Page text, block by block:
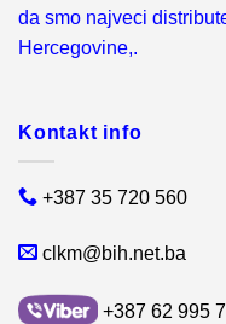
da smo najveci
Hercegovine,.
Kontakt info
+387 35 720 560
clkm@bih.net.ba
+387 62 995